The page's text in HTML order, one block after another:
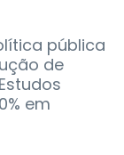
pública
de
em